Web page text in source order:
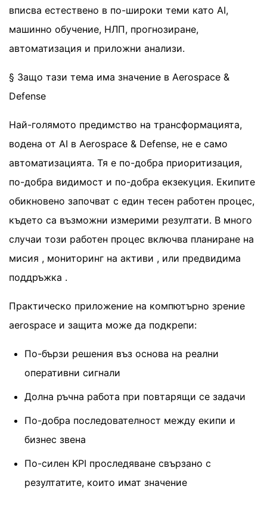
вписва естествено в по-широки теми като AI,
машинно обучение, НЛП, прогнозиране,
автоматизация и приложни анализи.
§ Защо тази тема има значение в Aerospace &
Defense
Най-голямото предимство на трансформацията,
водена от AI в Aerospace & Defense, не е само
автоматизацията. Тя е по-добра приоритизация,
по-добра видимост и по-добра екзекуция. Екипите
обикновено започват с един тесен работен процес,
където са възможни измерими резултати. В много
случаи този работен процес включва планиране на
мисия , мониторинг на активи , или предвидима
поддръжка .
Практическо приложение на компютърно зрение
aerospace и защита може да подкрепи:
По-бързи решения въз основа на реални
оперативни сигнали
Долна ръчна работа при повтарящи се задачи
По-добра последователност между екипи и
бизнес звена
По-силен KPI проследяване свързано с
резултатите, които имат значение